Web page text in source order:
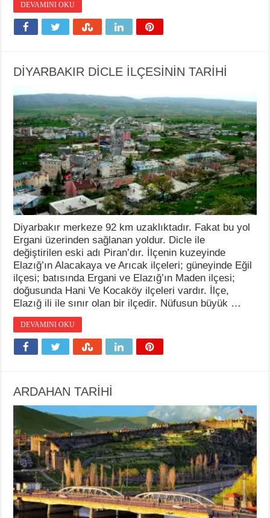
DEVAMINI OKU
DİYARBAKIR DİCLE İLÇESİNİN TARİHİ
Diyarbakır merkeze 92 km uzaklıktadır. Fakat bu yol
Ergani üzerinden sağlanan yoldur. Dicle ile
değiştirilen eski adı Piran’dır. İlçenin kuzeyinde
Elazığ’ın Alacakaya ve Arıcak ilçeleri; güneyinde Eğil
ilçesi; batısında Ergani ve Elazığ’ın Maden ilçesi;
doğusunda Hani Ve Kocaköy ilçeleri vardır. İlçe,
Elazığ ili ile sınır olan bir ilçedir. Nüfusun büyük …
DEVAMINI OKU
ARDAHAN TARİHİ